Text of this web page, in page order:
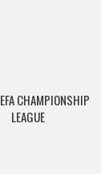
CHAMPIONSHIP
LEAGUE